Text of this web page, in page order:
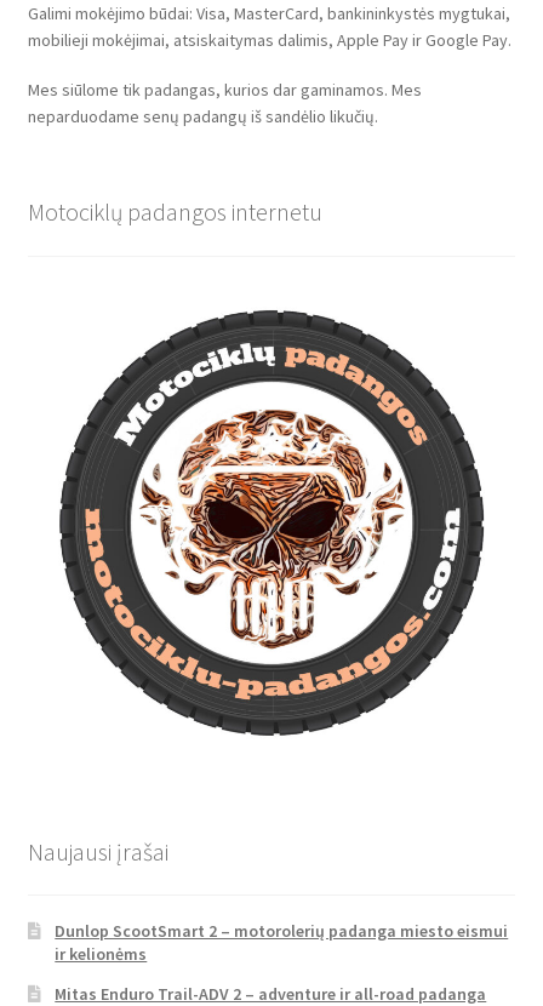
Galimi mokėjimo būdai: Visa, MasterCard, bankininkystės mygtukai,
mobilieji mokėjimai, atsiskaitymas dalimis, Apple Pay ir Google Pay.
Mes siūlome tik padangas, kurios dar gaminamos. Mes
neparduodame senų padangų iš sandėlio likučių.
Motociklų padangos internetu
Naujausi įrašai
Dunlop ScootSmart 2 – motorolerių padanga miesto eismui
ir kelionėms
Mitas Enduro Trail-ADV 2 – adventure ir all-road padanga